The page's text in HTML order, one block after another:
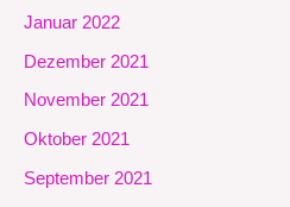
Januar 2022
Dezember 2021
November 2021
Oktober 2021
September 2021